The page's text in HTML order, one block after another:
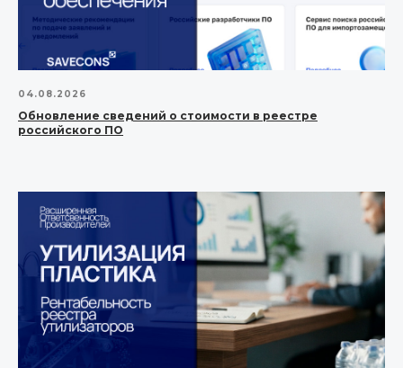
04.08.2026
Обновление сведений о стоимости в реестре
российского ПО